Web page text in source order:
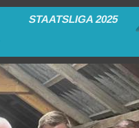
STAATSLIGA 2025